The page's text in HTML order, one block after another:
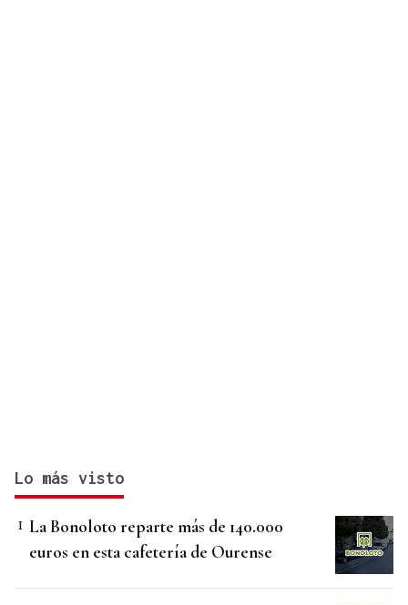
Lo más visto
La Bonoloto reparte más de 140.000
euros en esta cafetería de Ourense